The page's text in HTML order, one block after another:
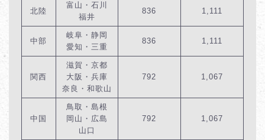
北陸
富山・石川
福井
836 1,111
中部
岐阜・静岡
愛知・三重
836 1,111
関西
滋賀・京都
大阪・兵庫
奈良・和歌山
792 1,067
中国
鳥取・島根
岡山・広島
山口
792 1,067